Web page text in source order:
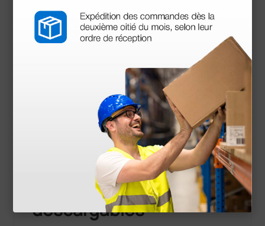
Información técnica
Medida interna: 53 cm
Portarrollos extensible: compatible con rollos de
Documentos
descargables